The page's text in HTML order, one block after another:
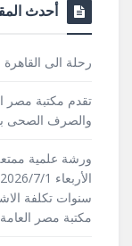
أحدث
رحلة الى القاهرة
تقدم مكتبة مصر
والصرف الصحى
ورشة علمية
مكتبة مصر